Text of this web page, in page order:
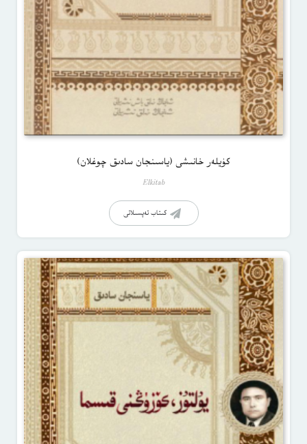
كۈيلەر خانىشى (ياسىنجان سادىق چوغلان)
Elkitab
كىتاب تەپسىلاتى